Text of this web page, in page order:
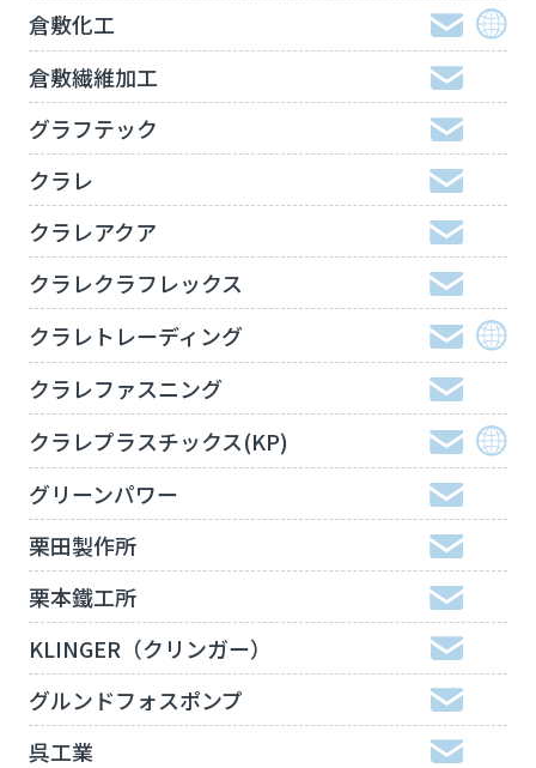
倉敷化工
倉敷繊維加工
グラフテック
クラレ
クラレアクア
クラレクラフレックス
クラレトレーディング
クラレファスニング
クラレプラスチックス(KP)
グリーンパワー
栗田製作所
栗本鐵工所
KLINGER（クリンガー）
グルンドフォスポンプ
呉工業